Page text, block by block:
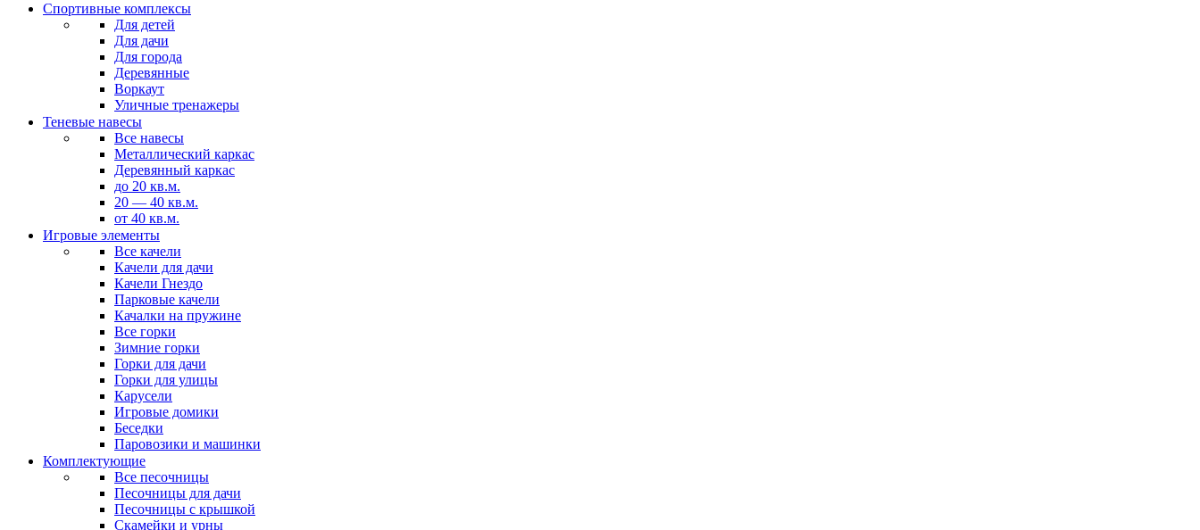
Спортивные комплексы
Для детей
Для дачи
Для города
Деревянные
Воркаут
Уличные тренажеры
Теневые навесы
Все навесы
Металлический каркас
Деревянный каркас
до 20 кв.м.
20 — 40 кв.м.
от 40 кв.м.
Игровые элементы
Все качели
Качели для дачи
Качели Гнездо
Парковые качели
Качалки на пружине
Все горки
Зимние горки
Горки для дачи
Горки для улицы
Карусели
Игровые домики
Беседки
Паровозики и машинки
Комплектующие
Все песочницы
Песочницы для дачи
Песочницы с крышкой
Скамейки и урны